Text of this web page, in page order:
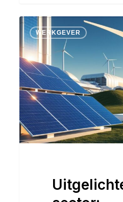
Uitgelichte
sector:
Hernieuwbare
energie
WERKGEVER